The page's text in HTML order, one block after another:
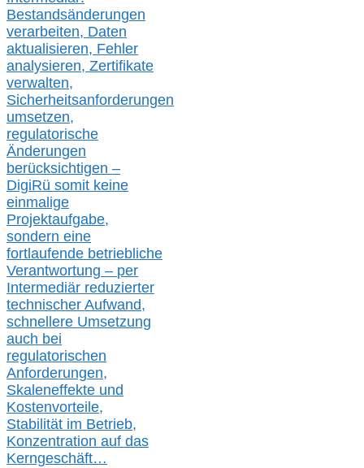
Bestandsänderungen
verarbeiten, Daten
aktualisieren, Fehler
analysieren, Zertifikate
verwalten,
Sicherheitsanforderungen
umsetzen,
regulatorische
Änderungen
berücksichtigen –
DigiRü somit keine
einmalige
Projektaufgabe,
sondern eine
fortlaufende betriebliche
Verantwortung – per
Intermediär reduzierter
technischer Aufwand,
schnellere Umsetzung
auch bei
regulatorischen
Anforderungen,
Skaleneffekte und
Kostenvorteile,
Stabilität im Betrieb,
Konzentration auf das
Kerngeschäft…